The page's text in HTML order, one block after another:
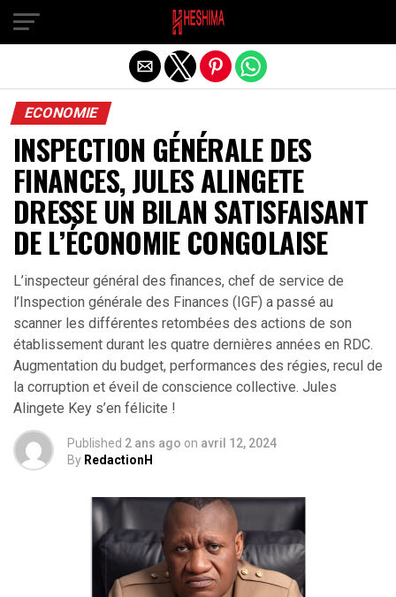
ECONOMIE
INSPECTION GÉNÉRALE DES
FINANCES, JULES ALINGETE
DRESSE UN BILAN SATISFAISANT
DE L’ÉCONOMIE CONGOLAISE
L’inspecteur général des finances, chef de service de
l’Inspection générale des Finances (IGF) a passé au
scanner les différentes retombées des actions de son
établissement durant les quatre dernières années en RDC.
Augmentation du budget, performances des régies, recul de
la corruption et éveil de conscience collective. Jules
Alingete Key s’en félicite !
Published 2 ans ago on avril 12, 2024
By RedactionH
Quitter la version mobile